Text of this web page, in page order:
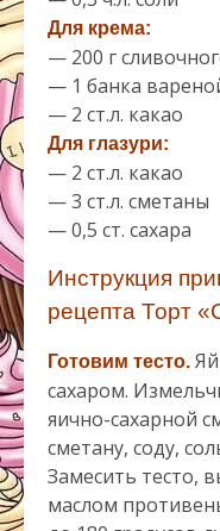
Для крема:
— 200 г
— 1 банка
— 2 ст.л. какао
Для глазури:
— 2 ст.л. какао
— 3 ст.л. сметаны
— 0,5 ст. сахара
Инструкция
рецепта Торт
Готовим тесто.
сахаром.
яично-сахарной
сметану, соду,
Замесить тесто,
маслом